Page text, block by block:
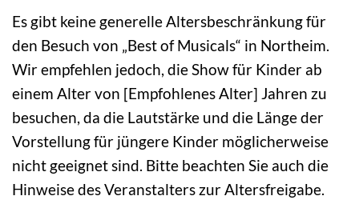
Es gibt keine generelle Altersbeschränkung für
den Besuch von „Best of Musicals“ in Northeim.
Wir empfehlen jedoch, die Show für Kinder ab
einem Alter von [Empfohlenes Alter] Jahren zu
besuchen, da die Lautstärke und die Länge der
Vorstellung für jüngere Kinder möglicherweise
nicht geeignet sind. Bitte beachten Sie auch die
Hinweise des Veranstalters zur Altersfreigabe.